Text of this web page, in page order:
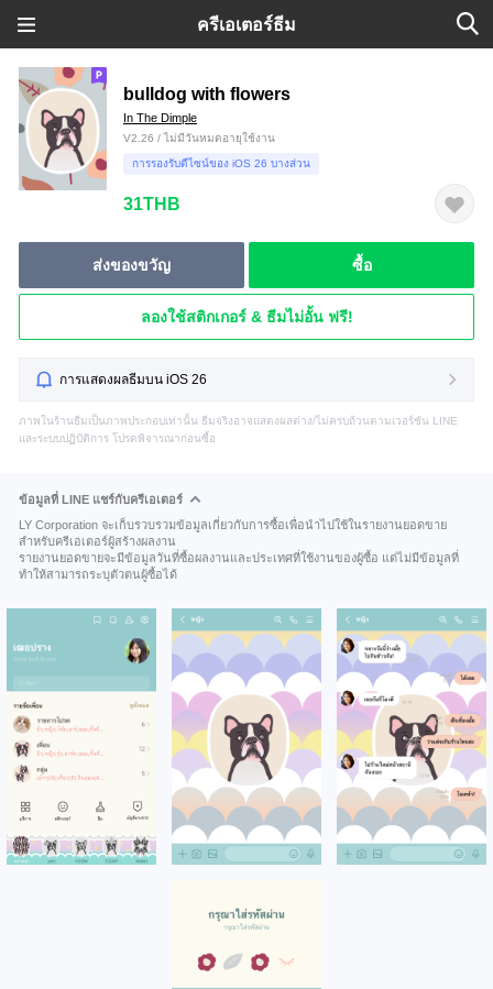
ครีเอเตอร์ธีม
bulldog with flowers
In The Dimple
V2.26 / ไม่มีวันหมดอายุใช้งาน
การรองรับดีไซน์ของ iOS 26 บางส่วน
31THB
ส่งของขวัญ ซื้อ
ลองใช้สติกเกอร์ & ธีมไม่อั้น ฟรี!
การแสดงผลธีมบน iOS 26
ภาพในร้านธีมเป็นภาพประกอบเท่านั้น ธีมจริงอาจแสดงผลต่าง/ไม่ครบถ้วนตามเวอร์ชัน LINE
และระบบปฏิบัติการ โปรดพิจารณาก่อนซื้อ
ข้อมูลที่ LINE แชร์กับครีเอเตอร์
LY Corporation จะเก็บรวบรวมข้อมูลเกี่ยวกับการซื้อเพื่อนำไปใช้ในรายงานยอดขาย
สำหรับครีเอเตอร์ผู้สร้างผลงาน
รายงานยอดขายจะมีข้อมูลวันที่ซื้อผลงานและประเทศที่ใช้งานของผู้ซื้อ แต่ไม่มีข้อมูลที่
ทำให้สามารถระบุตัวตนผู้ซื้อได้